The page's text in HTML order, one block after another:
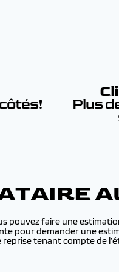
Plus
pouvez faire une
pour demander une
tenant compte de